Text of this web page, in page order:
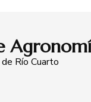
Río Cuarto